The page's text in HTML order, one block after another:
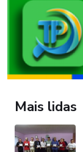
Mais lidas